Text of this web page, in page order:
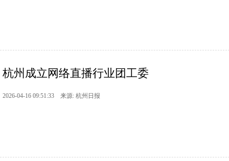
杭州成立网络直播行业团工委
2026-04-16 09:51:33 来源: 杭州日报